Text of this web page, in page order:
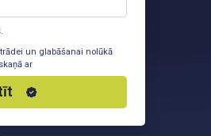
un glabāšanai nolūkā
ar